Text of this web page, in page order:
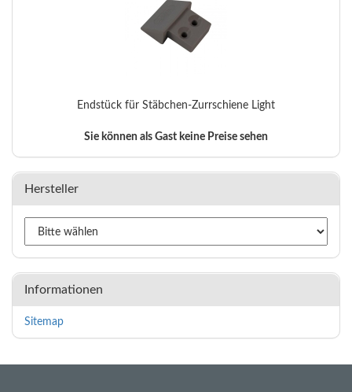
Endstück für Stäbchen-Zurrschiene Light
Sie können als Gast keine Preise sehen
Hersteller
Informationen
Sitemap